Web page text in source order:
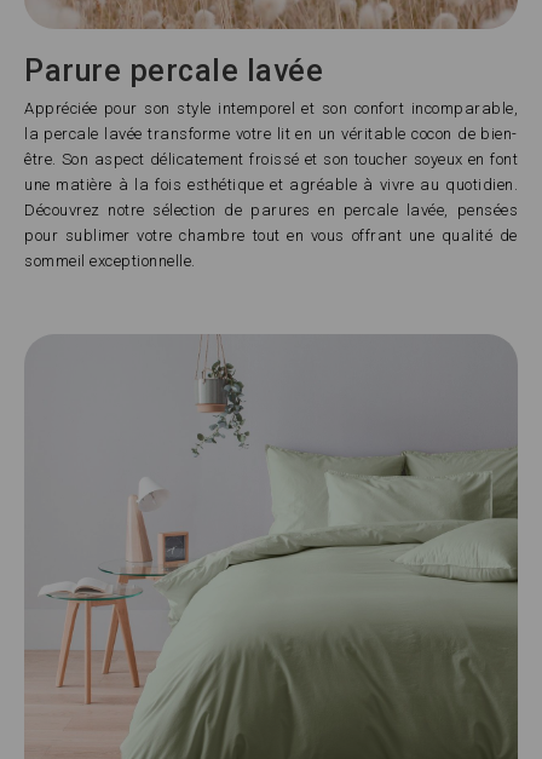
Parure percale lavée
Appréciée pour son style intemporel et son confort incomparable,
la percale lavée transforme votre lit en un véritable cocon de bien-
être. Son aspect délicatement froissé et son toucher soyeux en font
une matière à la fois esthétique et agréable à vivre au quotidien.
Découvrez notre sélection de parures en percale lavée, pensées
pour sublimer votre chambre tout en vous offrant une qualité de
sommeil exceptionnelle.